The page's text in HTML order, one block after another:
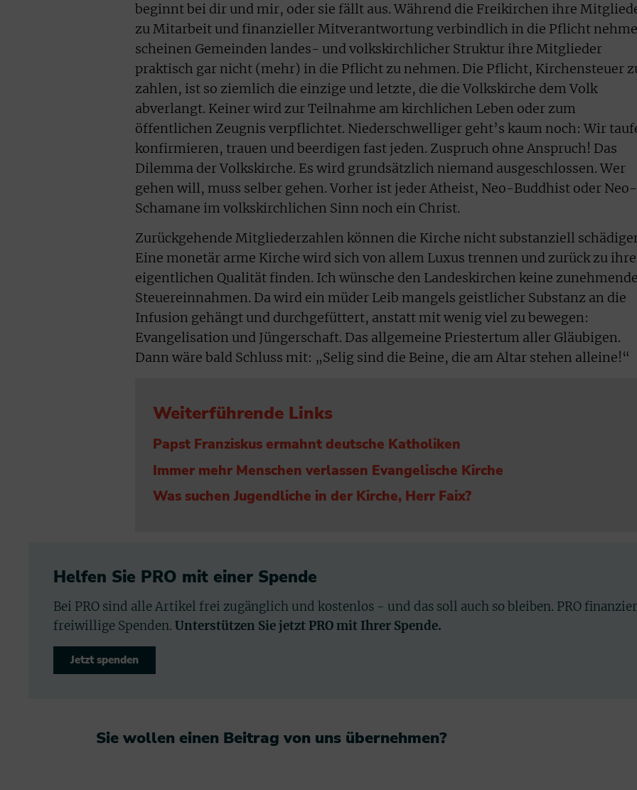
beginnt bei dir und mir, oder sie fällt aus. Während die Freikirchen ihre
zu Mitarbeit und finanzieller Mitverantwortung verbindlich in die Pflicht
scheinen Gemeinden landes- und volkskirchlicher Struktur ihre Mitglieder
praktisch gar nicht (mehr) in die Pflicht zu nehmen. Die Pflicht, Kirchensteuer
zahlen, ist so ziemlich die einzige und letzte, die die Volkskirche dem Volk
abverlangt. Keiner wird zur Teilnahme am kirchlichen Leben oder zum
öffentlichen Zeugnis verpflichtet. Niederschwelliger geht’s kaum noch: Wir
konfirmieren, trauen und beerdigen fast jeden. Zuspruch ohne Anspruch! Das
Dilemma der Volkskirche. Es wird grundsätzlich niemand ausgeschlossen. Wer
gehen will, muss selber gehen. Vorher ist jeder Atheist, Neo-Buddhist oder Neo-
Schamane im volkskirchlichen Sinn noch ein Christ.
Zurückgehende Mitgliederzahlen können die Kirche nicht substanziell
Eine monetär arme Kirche wird sich von allem Luxus trennen und zurück zu
eigentlichen Qualität finden. Ich wünsche den Landeskirchen keine
Steuereinnahmen. Da wird ein müder Leib mangels geistlicher Substanz an die
Infusion gehängt und durchgefüttert, anstatt mit wenig viel zu bewegen:
Evangelisation und Jüngerschaft. Das allgemeine Priestertum aller Gläubigen.
Dann wäre bald Schluss mit: „Selig sind die Beine, die am Altar stehen alleine!“
Weiterführende Links
Papst Franziskus ermahnt deutsche Katholiken
Immer mehr Menschen verlassen Evangelische Kirche
Was suchen Jugendliche in der Kirche, Herr Faix?
Helfen Sie PRO mit einer Spende
Bei PRO sind alle Artikel frei zugänglich und kostenlos - und das soll auch so bleiben. PRO
freiwillige Spenden. Unterstützen Sie jetzt PRO mit Ihrer Spende.
Jetzt spenden
Sie wollen einen Beitrag von uns übernehmen?​